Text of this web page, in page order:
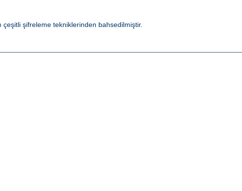
çeşitli şifreleme tekniklerinden bahsedilmiştir.